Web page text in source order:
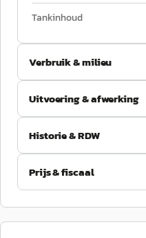
Tankinhoud
Verbruik & milieu
Uitvoering & afwerking
Historie & RDW
Prijs & fiscaal